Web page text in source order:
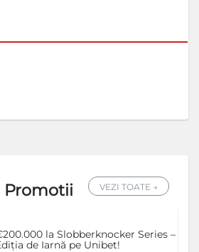
Promotii VEZI TOATE →
la Slobberknocker Series –
de Iarnă pe Unibet!